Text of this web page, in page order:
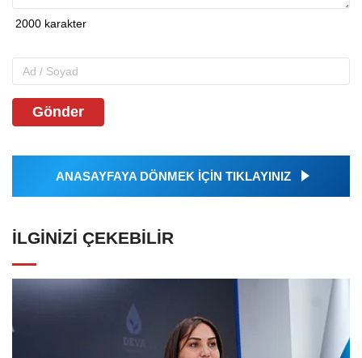
Gönder
ANASAYFAYA DÖNMEK İÇİN TIKLAYINIZ
İLGINIZI ÇEKEBILIR